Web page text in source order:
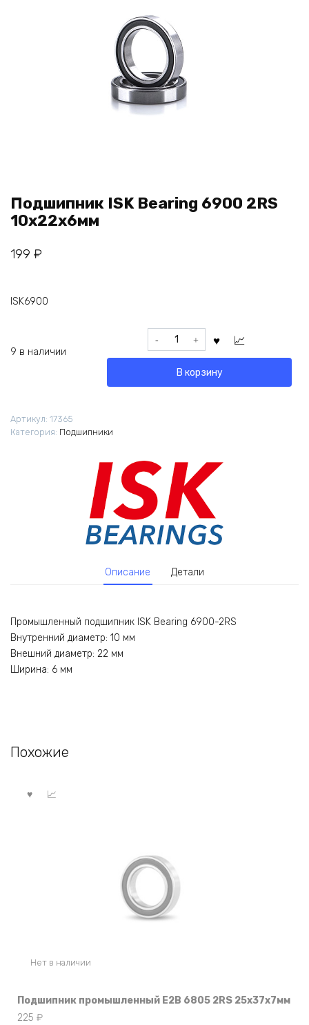
Подшипник ISK Bearing 6900 2RS
10x22x6мм
199 ₽
ISK6900
9 в наличии
Количество
товара
В корзину
Артикул: 17365
Категория: Подшипники
Описание Детали
Промышленный подшипник ISK Bearing 6900-2RS
Внутренний диаметр: 10 мм
Внешний диаметр: 22 мм
Ширина: 6 мм
Похожие
Нет в наличии
Подшипник промышленный E2B 6805 2RS 25x37x7мм
225 ₽